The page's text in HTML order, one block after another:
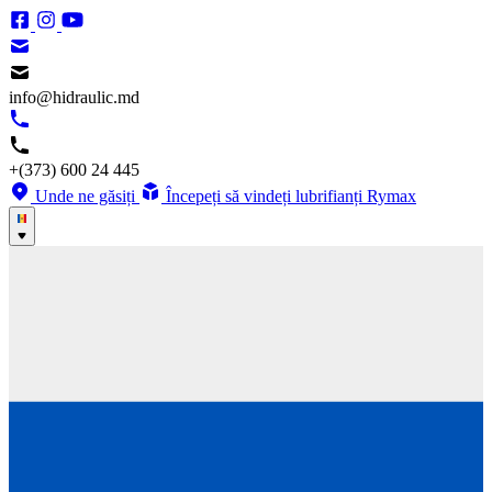
info@hidraulic.md
+(373) 600 24 445
Unde ne găsiți
Începeți să vindeți lubrifianți Rymax